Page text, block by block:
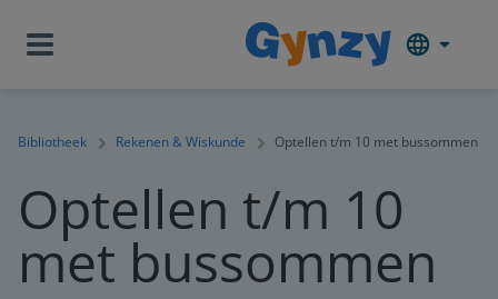
Bibliotheek Rekenen & Wiskunde Optellen t/m 10 met bussommen
Optellen t/m 10
met bussommen